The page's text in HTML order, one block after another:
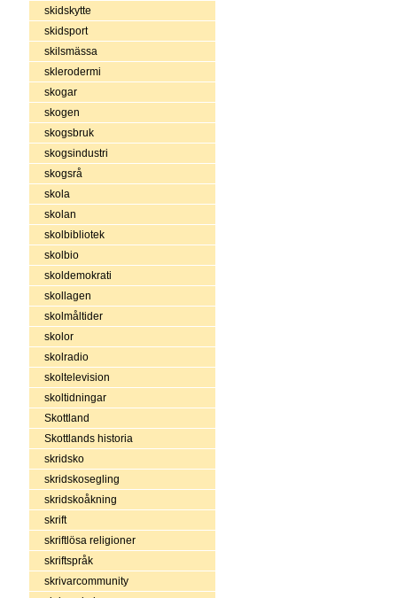
skidskytte
skidsport
skilsmässa
sklerodermi
skogar
skogen
skogsbruk
skogsindustri
skogsrå
skola
skolan
skolbibliotek
skolbio
skoldemokrati
skollagen
skolmåltider
skolor
skolradio
skoltelevision
skoltidningar
Skottland
Skottlands historia
skridsko
skridskosegling
skridskoåkning
skrift
skriftlösa religioner
skriftspråk
skrivarcommunity